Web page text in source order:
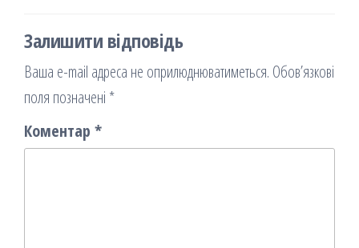
Залишити відповідь
Ваша e-mail адреса не оприлюднюватиметься. Обов’язкові
поля позначені *
Коментар *